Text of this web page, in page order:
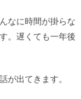
なに時間が掛らな
。遅くても一年後
が出てきます。